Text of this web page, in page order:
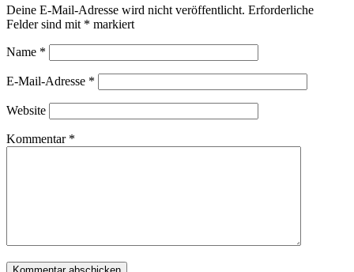
Deine E-Mail-Adresse wird nicht veröffentlicht. Erforderliche
Felder sind mit * markiert
Name *
E-Mail-Adresse *
Website
Kommentar *